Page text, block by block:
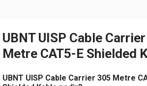
UBNT UISP Cable
Metre CAT5-E Shielded
UBNT UISP Cable Carrier 305 Metre